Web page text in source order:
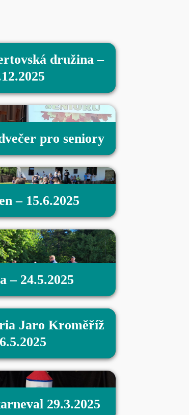
družina –
pro seniory
– 15.6.2025
– 24.5.2025
Jaro Kroměříž
29.3.2025